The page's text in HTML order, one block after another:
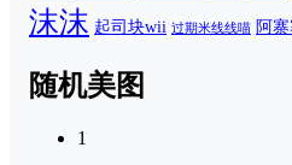
沫沫 起司块wii 过期米线线喵 阿寨
随机美图
1